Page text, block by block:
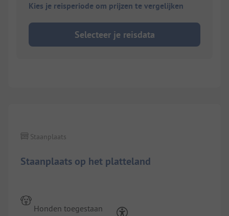
Kies je reisperiode om prijzen te vergelijken
Selecteer je reisdata
Staanplaats op het platteland
Staanplaats
Honden toegestaan